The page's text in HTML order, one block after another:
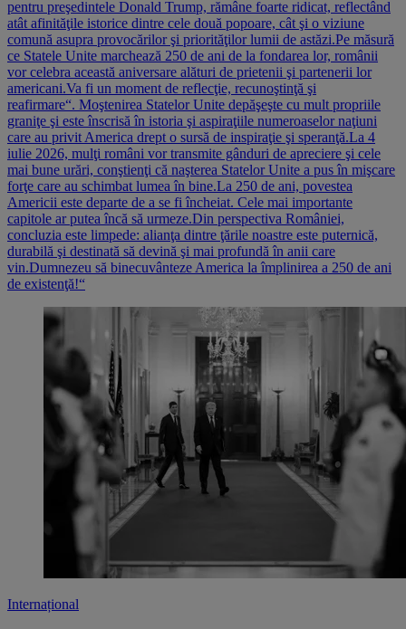
pentru preşedintele Donald Trump, rămâne foarte ridicat, reflectând
atât afinităţile istorice dintre cele două popoare, cât şi o viziune
comună asupra provocărilor şi priorităţilor lumii de astăzi.Pe măsură
ce Statele Unite marchează 250 de ani de la fondarea lor, românii
vor celebra această aniversare alături de prietenii şi partenerii lor
americani.Va fi un moment de reflecţie, recunoştinţă şi
reafirmare“. Moştenirea Statelor Unite depăşeşte cu mult propriile
graniţe şi este înscrisă în istoria şi aspiraţiile numeroaselor naţiuni
care au privit America drept o sursă de inspiraţie şi speranţă.La 4
iulie 2026, mulţi români vor transmite gânduri de apreciere şi cele
mai bune urări, conştienţi că naşterea Statelor Unite a pus în mişcare
forţe care au schimbat lumea în bine.La 250 de ani, povestea
Americii este departe de a se fi încheiat. Cele mai importante
capitole ar putea încă să urmeze.Din perspectiva României,
concluzia este limpede: alianţa dintre ţările noastre este puternică,
durabilă şi destinată să devină şi mai profundă în anii care
vin.Dumnezeu să binecuvânteze America la împlinirea a 250 de ani
de existenţă!“
Internațional